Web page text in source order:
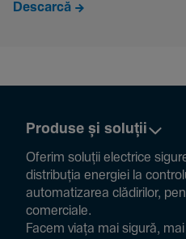
Descarcă
Produse și soluții
Oferim soluții electrice
distribuția energiei la
auto­ma­ti­zarea clădi­rilor,
comer­ciale.
Facem viața mai sigură,